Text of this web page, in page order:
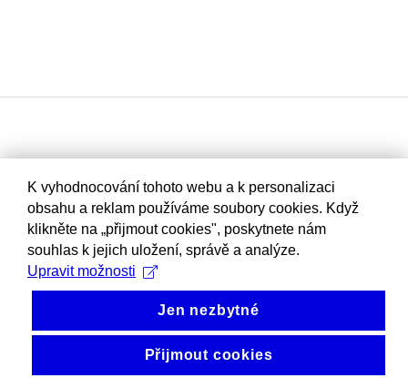
K vyhodnocování tohoto webu a k personalizaci
obsahu a reklam používáme soubory cookies. Když
klikněte na „přijmout cookies", poskytnete nám
souhlas k jejich uložení, správě a analýze.
Upravit možnosti
Jen nezbytné
Přijmout cookies